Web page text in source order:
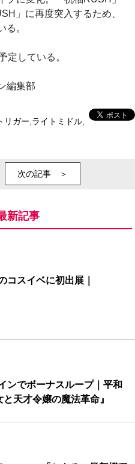
」に再度突入するため、
る。
定している。
編集部
リガー ライトミドル
次の記事 ＞
新記事
コスイベに初出展｜
ンでボーナスループ｜平和
と天才令嬢の魔法革命』